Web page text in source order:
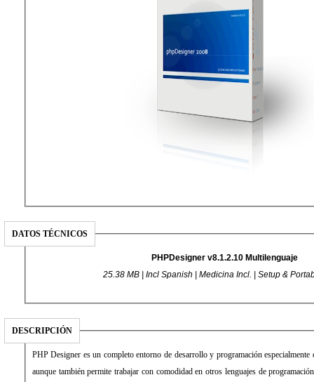
DATOS TÉCNICOS
PHPDesigner v8.1.2.10 Multilenguaje
25.38 MB | Incl Spanish | Medicina Incl. | Setup &
DESCRIPCIÓN
PHP Designer es un completo entorno de desarrollo y programación especialmente diseñado para los gurús de PHP,
aunque también permite trabajar con comodidad en otros lenguajes de programación como HTML, XHTML, CSS y